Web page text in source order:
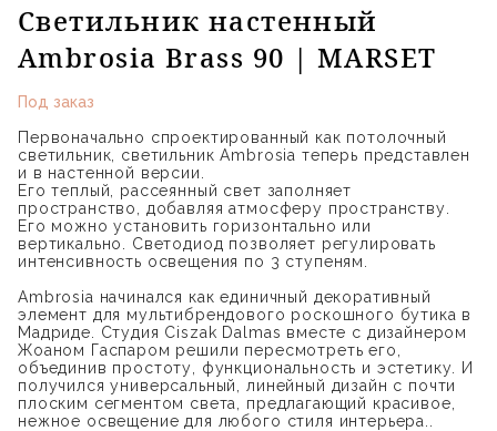
Светильник настенный
Ambrosia Brass 90 | MARSET
Под заказ
Первоначально спроектированный как потолочный
светильник, светильник Ambrosia теперь представлен
и в настенной версии.‎
Его теплый, рассеянный свет заполняет
пространство, добавляя атмосферу пространству.‎
Его можно установить горизонтально или
вертикально.‎ Светодиод позволяет регулировать
интенсивность освещения по 3 ступеням.
Ambrosia начинался как единичный декоративный
элемент для мультибрендового роскошного бутика в
Мадриде.‎ Студия Ciszak Dalmas вместе с дизайнером
Жоаном Гаспаром решили пересмотреть его,
объединив простоту, функциональность и эстетику.‎ И
получился универсальный, линейный дизайн с почти
плоским сегментом света, предлагающий красивое,
нежное освещение для любого стиля интерьера..‎